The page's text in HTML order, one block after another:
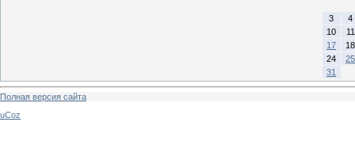
3
4
10
11
17
18
24
25
31
Полная версия сайта
uCoz